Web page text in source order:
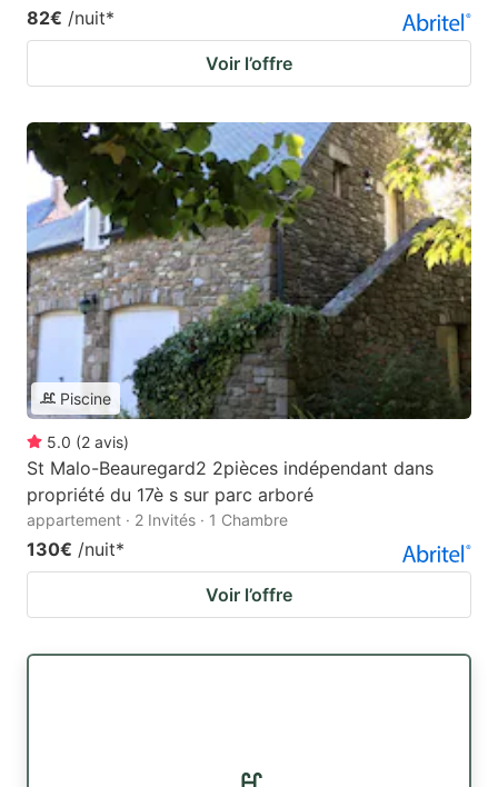
82€ /nuit*
Voir l’offre
Piscine
5.0 (2 avis)
St Malo-Beauregard2 2pièces indépendant dans
propriété du 17è s sur parc arboré
appartement · 2 Invités · 1 Chambre
130€ /nuit*
Voir l’offre